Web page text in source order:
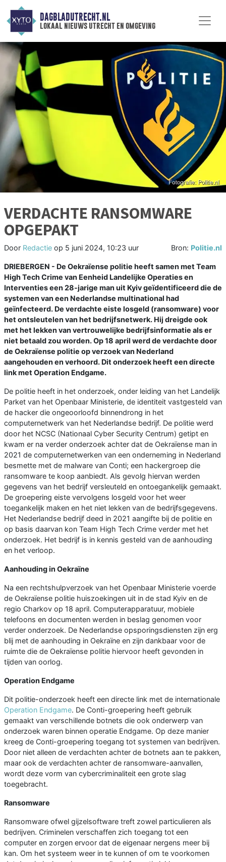
DAGBLADUTRECHT.NL
lokaal nieuws utrecht en omgeving
VERDACHTE RANSOMWARE
OPGEPAKT
Door Redactie op 5 juni 2024, 10:23 uur Bron: Politie.nl
DRIEBERGEN - De Oekraïense politie heeft samen met Team
High Tech Crime van Eenheid Landelijke Operaties en
Interventies een 28-jarige man uit Kyiv geïdentificeerd die de
systemen van een Nederlandse multinational had
geïnfecteerd. De verdachte eiste losgeld (ransomware) voor
het ontsleutelen van het bedrijfsnetwerk. Hij dreigde ook
met het lekken van vertrouwelijke bedrijfsinformatie als er
niet betaald zou worden. Op 18 april werd de verdachte door
de Oekraïense politie op verzoek van Nederland
aangehouden en verhoord. Dit onderzoek heeft een directe
link met Operation Endgame.
De politie heeft in het onderzoek, onder leiding van het Landelijk
Parket van het Openbaar Ministerie, de identiteit vastgesteld van
de hacker die ongeoorloofd binnendrong in het
computernetwerk van het Nederlandse bedrijf. De politie werd
door het NCSC (Nationaal Cyber Security Centrum) getipt en
kwam er na verder onderzoek achter dat de Oekraïense man in
2021 de computernetwerken van een onderneming in Nederland
besmette met de malware van Conti; een hackergroep die
ransomware te koop aanbiedt. Als gevolg hiervan werden
gegevens van het bedrijf versleuteld en ontoegankelijk gemaakt.
De groepering eiste vervolgens losgeld voor het weer
toegankelijk maken en het niet lekken van de bedrijfsgegevens.
Het Nederlandse bedrijf deed in 2021 aangifte bij de politie en
op basis daarvan kon Team High Tech Crime verder met het
onderzoek. Het bedrijf is in kennis gesteld van de aanhouding
en het verloop.
Aanhouding in Oekraïne
Na een rechtshulpverzoek van het Openbaar Ministerie voerde
de Oekraïense politie huiszoekingen uit in de stad Kyiv en de
regio Charkov op 18 april. Computerapparatuur, mobiele
telefoons en documenten werden in beslag genomen voor
verder onderzoek. De Nederlandse opsporingsdiensten zijn erg
blij met de aanhouding in Oekraïne en zijn dankbaar voor de
ruimte die de Oekraïense politie hiervoor heeft gevonden in
tijden van oorlog.
Operation Endgame
Dit politie-onderzoek heeft een directe link met de internationale
Operation Endgame. De Conti-groepering heeft gebruik
gemaakt van verschillende botnets die ook onderwerp van
onderzoek waren binnen operatie Endgame. Op deze manier
kreeg de Conti-groepering toegang tot systemen van bedrijven.
Door niet alleen de verdachten achter de botnets aan te pakken,
maar ook de verdachten achter de ransomware-aanvallen,
wordt deze vorm van cybercriminaliteit een grote slag
toegebracht.
Ransomware
Ransomware ofwel gijzelsoftware treft zowel particulieren als
bedrijven. Criminelen verschaffen zich toegang tot een
computer en zorgen ervoor dat de eigenaar nergens meer bij
kan. Om het systeem weer in te kunnen of om te voorkomen